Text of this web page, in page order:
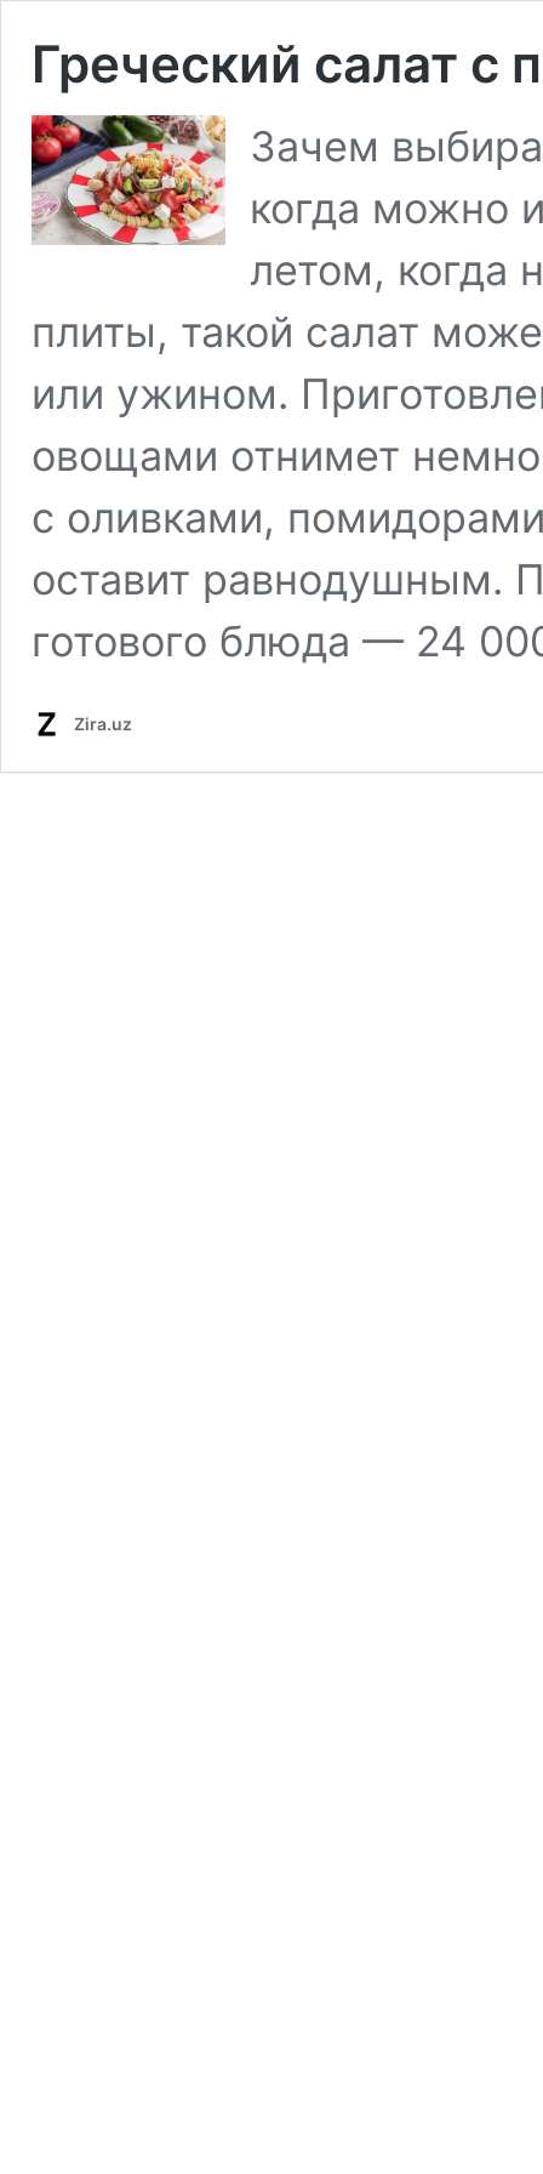
Греческий салат с
Зачем
когда можно
летом, когда
плиты, такой салат
или ужином.
овощами отнимет
с оливками,
оставит равнодушным.
готового блюда — 24
Zira.uz